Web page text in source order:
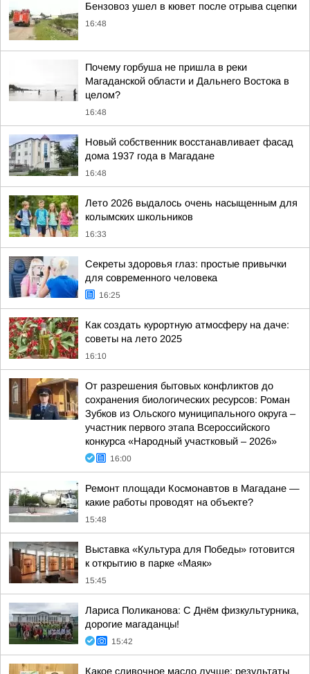
Бензовоз ушел в кювет после отрыва сцепки
16:48
Почему горбуша не пришла в реки
Магаданской области и Дальнего Востока в
целом?
16:48
Новый собственник восстанавливает фасад
дома 1937 года в Магадане
16:48
Лето 2026 выдалось очень насыщенным для
колымских школьников
16:33
Секреты здоровья глаз: простые привычки
для современного человека
16:25
Как создать курортную атмосферу на даче:
советы на лето 2025
16:10
От разрешения бытовых конфликтов до
сохранения биологических ресурсов: Роман
Зубков из Ольского муниципального округа –
участник первого этапа Всероссийского
конкурса «Народный участковый – 2026»
16:00
Ремонт площади Космонавтов в Магадане —
какие работы проводят на объекте?
15:48
Выставка «Культура для Победы» готовится
к открытию в парке «Маяк»
15:45
Лариса Поликанова: С Днём физкультурника,
дорогие магаданцы!
15:42
Какое сливочное масло лучше: результаты